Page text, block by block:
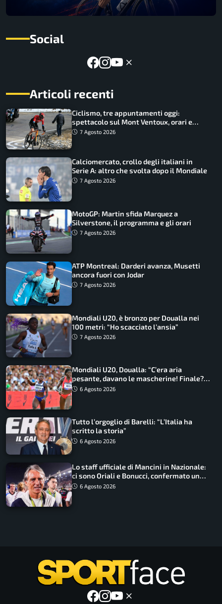
Social
Articoli recenti
Ciclismo, tre appuntamenti oggi:
spettacolo sul Mont Ventoux, orari e
come vederli
7 Agosto 2026
Calciomercato, crollo degli italiani in
Serie A: altro che svolta dopo il Mondiale
7 Agosto 2026
MotoGP: Martin sfida Marquez a
Silverstone, il programma e gli orari
7 Agosto 2026
ATP Montreal: Darderi avanza, Musetti
ancora fuori con Jodar
7 Agosto 2026
Mondiali U20, è bronzo per Doualla nei
100 metri: “Ho scacciato l’ansia”
7 Agosto 2026
Mondiali U20, Doualla: “C’era aria
pesante, davano le mascherine! Finale?
Non ho nulla da perdere”
6 Agosto 2026
Tutto l’orgoglio di Barelli: “L’Italia ha
scritto la storia”
6 Agosto 2026
Lo staff ufficiale di Mancini in Nazionale:
ci sono Oriali e Bonucci, confermato un
ritorno
6 Agosto 2026